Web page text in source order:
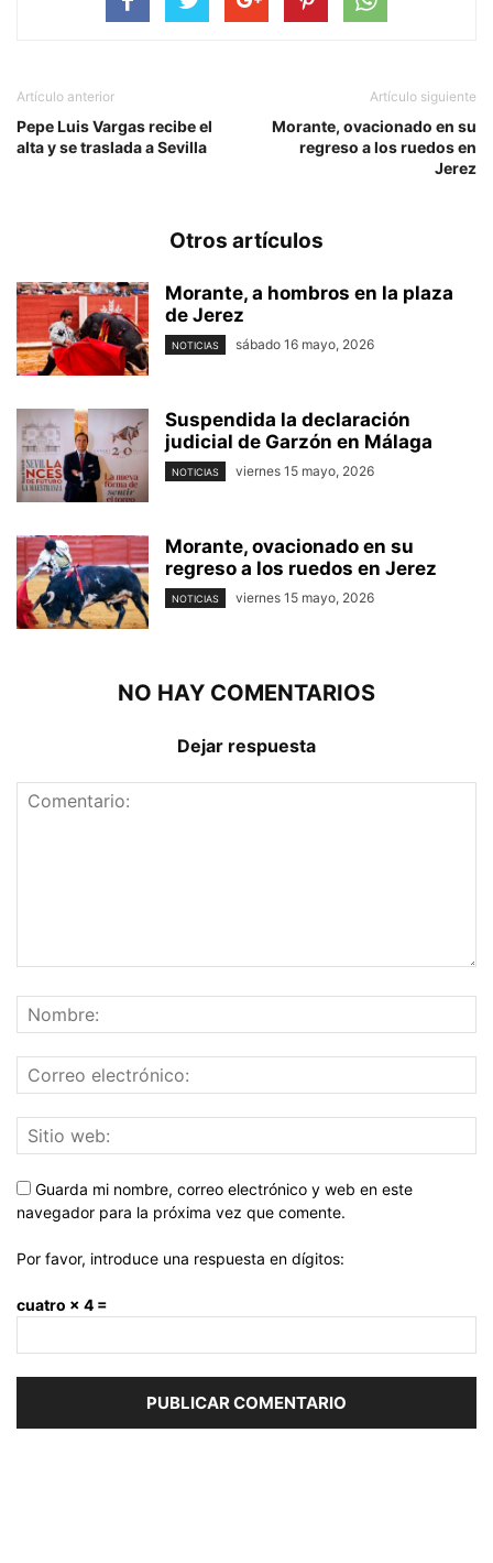
Artículo anterior
Pepe Luis Vargas recibe el
alta y se traslada a Sevilla
Artículo siguiente
Morante, ovacionado en su
regreso a los ruedos en
Jerez
Otros artículos
Morante, a hombros en la plaza
de Jerez
NOTICIAS sábado 16 mayo, 2026
Suspendida la declaración
judicial de Garzón en Málaga
NOTICIAS viernes 15 mayo, 2026
Morante, ovacionado en su
regreso a los ruedos en Jerez
NOTICIAS viernes 15 mayo, 2026
NO HAY COMENTARIOS
Dejar respuesta
Guarda mi nombre, correo electrónico y web en este
navegador para la próxima vez que comente.
Por favor, introduce una respuesta en dígitos:
cuatro × 4 =